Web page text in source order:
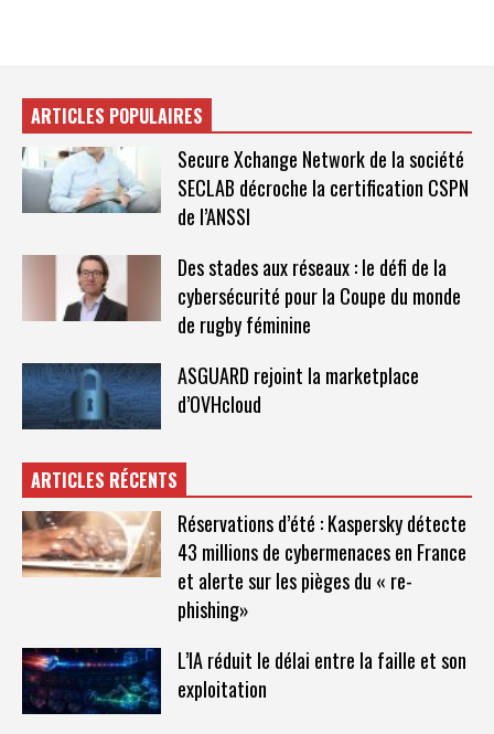
ARTICLES POPULAIRES
Secure Xchange Network de la société
SECLAB décroche la certification CSPN
de l’ANSSI
Des stades aux réseaux : le défi de la
cybersécurité pour la Coupe du monde
de rugby féminine
ASGUARD rejoint la marketplace
d’OVHcloud
ARTICLES RÉCENTS
Réservations d’été : Kaspersky détecte
43 millions de cybermenaces en France
et alerte sur les pièges du « re-
phishing»
L’IA réduit le délai entre la faille et son
exploitation